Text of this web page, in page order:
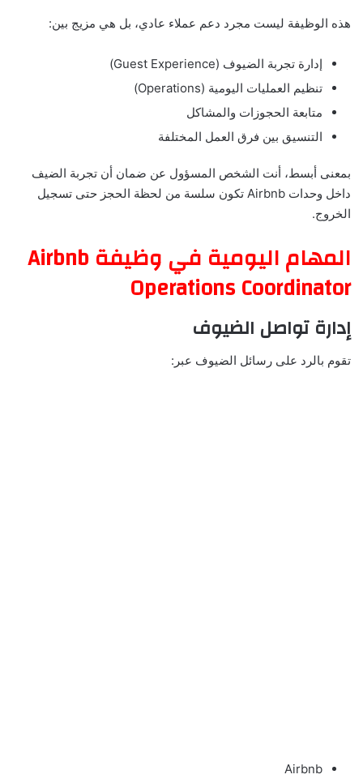
هذه الوظيفة ليست مجرد دعم عملاء عادي، بل هي مزيج بين:
إدارة تجربة الضيوف (Guest Experience)
تنظيم العمليات اليومية (Operations)
متابعة الحجوزات والمشاكل
التنسيق بين فرق العمل المختلفة
بمعنى أبسط، أنت الشخص المسؤول عن ضمان أن تجربة الضيف
داخل وحدات Airbnb تكون سلسة من لحظة الحجز حتى تسجيل
الخروج.
المهام اليومية في وظيفة Airbnb
Operations Coordinator
إدارة تواصل الضيوف
تقوم بالرد على رسائل الضيوف عبر:
Airbnb